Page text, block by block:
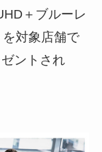
＋ブルーレ
対象店舗で
ントされ